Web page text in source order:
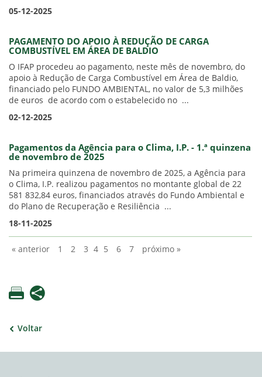
05-12-2025
PAGAMENTO DO APOIO À REDUÇÃO DE CARGA
COMBUSTÍVEL EM ÁREA DE BALDIO
O IFAP procedeu ao pagamento, neste mês de novembro, do
apoio à Redução de Carga Combustível em Área de Baldio,
financiado pelo FUNDO AMBIENTAL, no valor de 5,3 milhões
de euros de acordo com o estabelecido no ...
02-12-2025
Pagamentos da Agência para o Clima, I.P. - 1.ª quinzena
de novembro de 2025
Na primeira quinzena de novembro de 2025, a Agência para
o Clima, I.P. realizou pagamentos no montante global de 22
581 832,84 euros, financiados através do Fundo Ambiental e
do Plano de Recuperação e Resiliência ...
18-11-2025
« anterior 1 2 3 4 5 6 7 próximo »
Voltar